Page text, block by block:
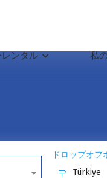
レンタル 私
ドロップオフ
Türkiye